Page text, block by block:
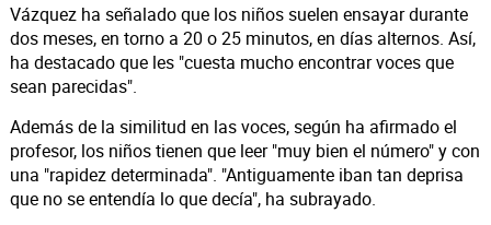
Vázquez ha señalado que los niños suelen ensayar durante
dos meses, en torno a 20 o 25 minutos, en días alternos. Así,
ha destacado que les "cuesta mucho encontrar voces que
sean parecidas".
Además de la similitud en las voces, según ha afirmado el
profesor, los niños tienen que leer "muy bien el número" y con
una "rapidez determinada". "Antiguamente iban tan deprisa
que no se entendía lo que decía", ha subrayado.